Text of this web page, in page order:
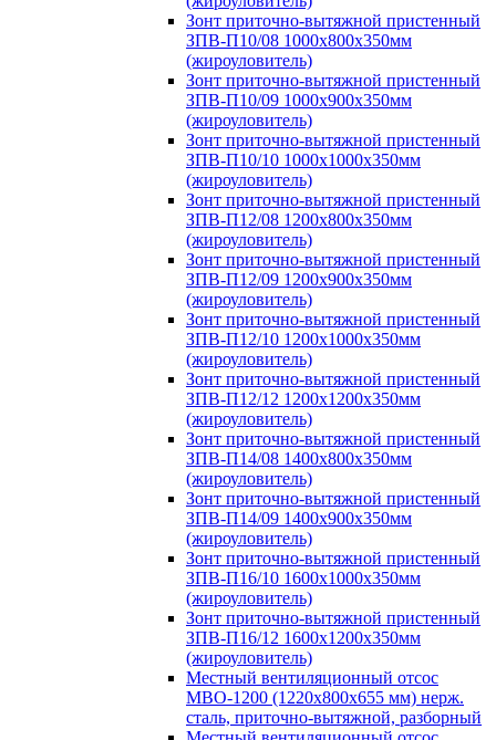
Зонт приточно-вытяжной пристенный
ЗПВ-П10/08 1000х800х350мм
(жироуловитель)
Зонт приточно-вытяжной пристенный
ЗПВ-П10/09 1000х900х350мм
(жироуловитель)
Зонт приточно-вытяжной пристенный
ЗПВ-П10/10 1000х1000х350мм
(жироуловитель)
Зонт приточно-вытяжной пристенный
ЗПВ-П12/08 1200х800х350мм
(жироуловитель)
Зонт приточно-вытяжной пристенный
ЗПВ-П12/09 1200х900х350мм
(жироуловитель)
Зонт приточно-вытяжной пристенный
ЗПВ-П12/10 1200х1000х350мм
(жироуловитель)
Зонт приточно-вытяжной пристенный
ЗПВ-П12/12 1200х1200х350мм
(жироуловитель)
Зонт приточно-вытяжной пристенный
ЗПВ-П14/08 1400х800х350мм
(жироуловитель)
Зонт приточно-вытяжной пристенный
ЗПВ-П14/09 1400х900х350мм
(жироуловитель)
Зонт приточно-вытяжной пристенный
ЗПВ-П16/10 1600х1000х350мм
(жироуловитель)
Зонт приточно-вытяжной пристенный
ЗПВ-П16/12 1600х1200х350мм
(жироуловитель)
Местный вентиляционный отсос
МВО-1200 (1220х800х655 мм) нерж.
сталь, приточно-вытяжной, разборный